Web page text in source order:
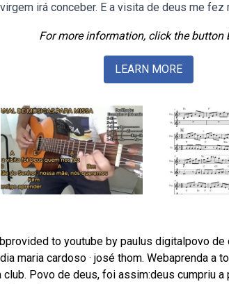
irá conceber. E a visita de deus me fez
For more information, click the button
LEARN MORE
to youtube by paulus digitalpovo
maria cardoso · josé thom. Webaprenda
Povo de deus, foi assim:deus cumpriu a